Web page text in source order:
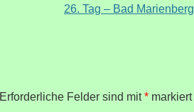
26. Tag – Bad Marienberg
Erforderliche Felder sind mit* markiert